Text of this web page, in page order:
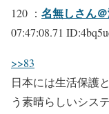
120 ： 名無しさん
07:47:08.71
>>83
日本には生活保護
う素晴らしいシス